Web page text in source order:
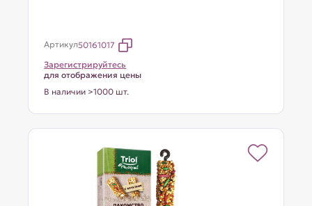
Артикул50161017
Зарегистрируйтесь
для отображения цены
В наличии >1000 шт.